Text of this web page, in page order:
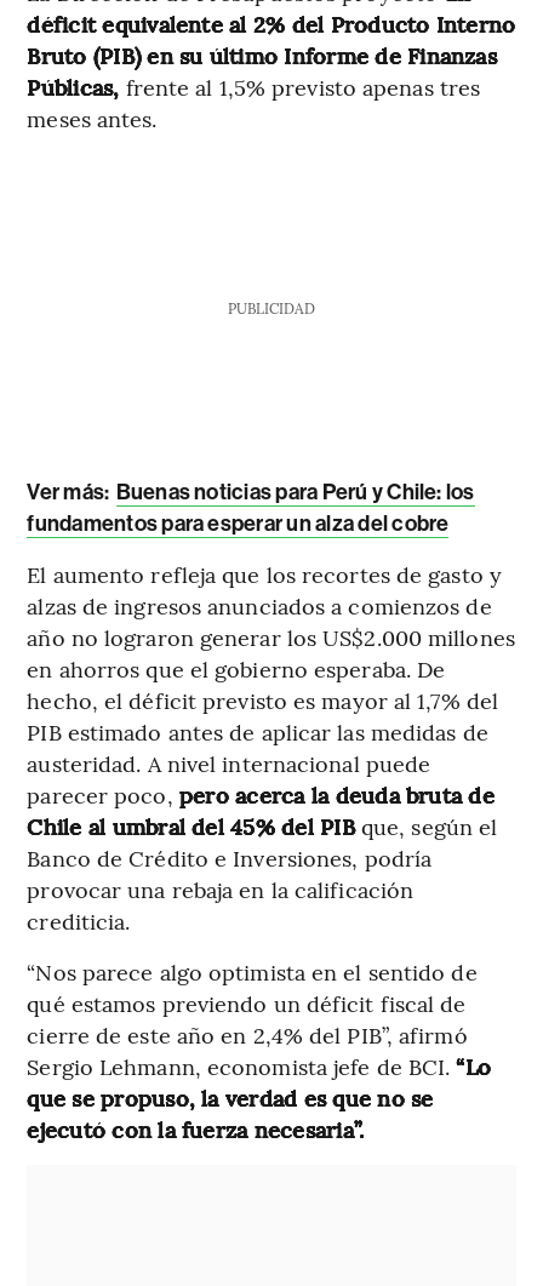
déficit equivalente al 2% del Producto Interno
Bruto (PIB) en su último Informe de Finanzas
Públicas, frente al 1,5% previsto apenas tres
meses antes.
PUBLICIDAD
Ver más: Buenas noticias para Perú y Chile: los
fundamentos para esperar un alza del cobre
El aumento refleja que los recortes de gasto y
alzas de ingresos anunciados a comienzos de
año no lograron generar los US$2.000 millones
en ahorros que el gobierno esperaba. De
hecho, el déficit previsto es mayor al 1,7% del
PIB estimado antes de aplicar las medidas de
austeridad. A nivel internacional puede
parecer poco, pero acerca la deuda bruta de
Chile al umbral del 45% del PIBque, según el
Banco de Crédito e Inversiones, podría
provocar una rebaja en la calificación
crediticia.
“Nos parece algo optimista en el sentido de
qué estamos previendo un déficit fiscal de
cierre de este año en 2,4% del PIB”, afirmó
Sergio Lehmann, economista jefe de BCI.“Lo
que se propuso, la verdad es que no se
ejecutó con la fuerza necesaria”.